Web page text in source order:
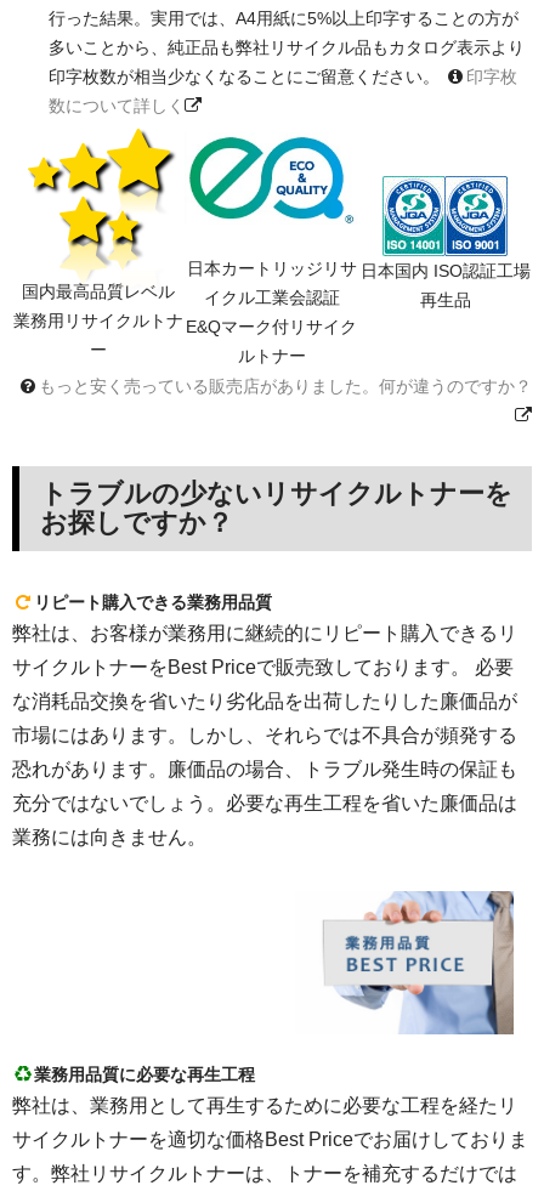
行った結果。実用では、A4用紙に5%以上印字することの方が
多いことから、純正品も弊社リサイクル品もカタログ表示より
印字枚数が相当少なくなることにご留意ください。
印字枚
数について詳しく
国内最高品質レベル
業務用リサイクルトナ
ー
日本カートリッジリサ
イクル工業会認証
E&Qマーク付リサイク
ルトナー
日本国内 ISO認証工場
再生品
もっと安く売っている販売店がありました。何が違うのですか？
トラブルの少ないリサイクルトナーを
お探しですか？
リピート購入できる業務用品質
弊社は、お客様が業務用に継続的にリピート購入できるリ
サイクルトナーをBest Priceで販売致しております。 必要
な消耗品交換を省いたり劣化品を出荷したりした廉価品が
市場にはあります。しかし、それらでは不具合が頻発する
恐れがあります。廉価品の場合、トラブル発生時の保証も
充分ではないでしょう。必要な再生工程を省いた廉価品は
業務には向きません。
業務用品質に必要な再生工程
弊社は、業務用として再生するために必要な工程を経たリ
サイクルトナーを適切な価格Best Priceでお届けしておりま
す。弊社リサイクルトナーは、トナーを補充するだけでは